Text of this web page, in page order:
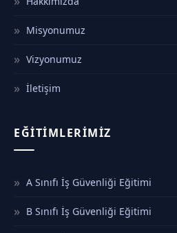
Misyonumuz
Vizyonumuz
İletişim
EĞITIMLERIMIZ
A Sınıfı İş Güvenliği Eğitimi
B Sınıfı İş Güvenliği Eğitimi